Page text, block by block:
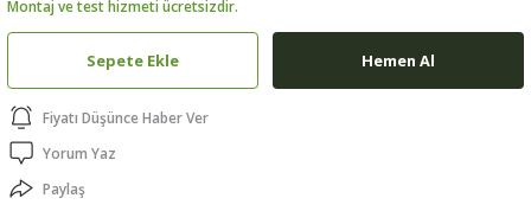
Montaj ve test hizmeti ücretsizdir.
Sepete Ekle Hemen Al
Fiyatı Düşünce Haber Ver
Yorum Yaz
Paylaş